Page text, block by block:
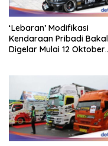
‘Lebaran’ Modifikasi
Kendaraan Pribadi Bakal
Digelar Mulai 12 Oktober